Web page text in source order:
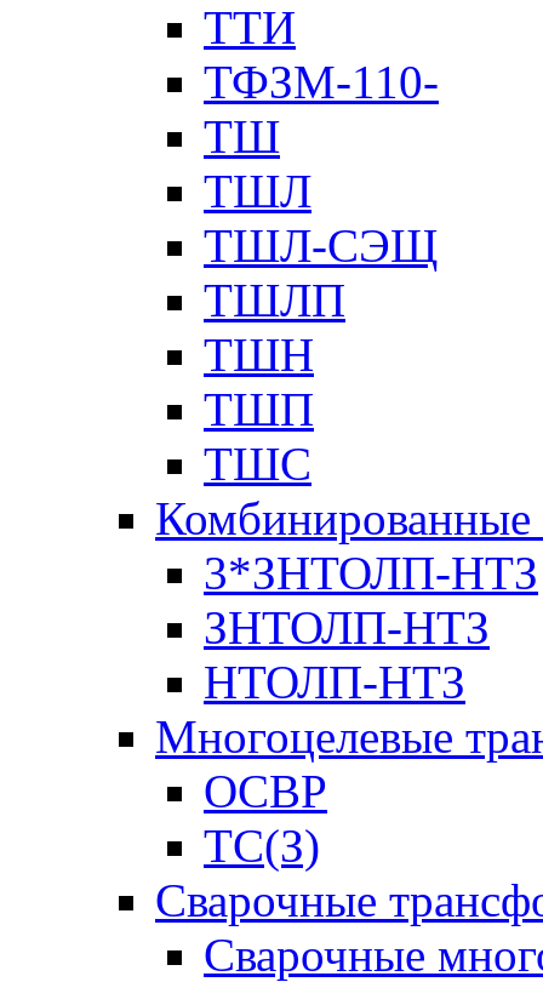
ТТИ
ТФЗМ-110-
ТШ
ТШЛ
ТШЛ-СЭЩ
ТШЛП
ТШН
ТШП
ТШС
Комбинированные
3*ЗНТОЛП-НТЗ
ЗНТОЛП-НТЗ
НТОЛП-НТЗ
Многоцелевые
ОСВР
ТС(З)
Сварочные
Сварочные